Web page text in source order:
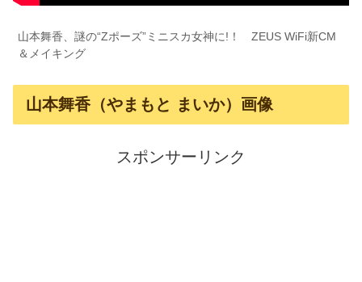
山本舞香、謎の“Zポーズ”ミニスカ女神に!！ ZEUS WiFi新CM
＆メイキング
山本舞香（やまもと まいか）画像
スポンサーリンク